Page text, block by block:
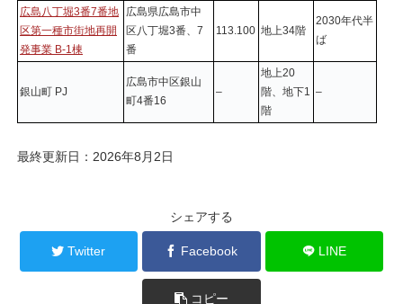
広島八丁堀3番7番地
区第一種市街地再開
発事業 B-1棟
広島県広島市中
区八丁堀3番、7
番
113.100 地上34階
2030年代半
ば
銀山町 PJ
広島市中区銀山
町4番16
–
地上20
階、地下1
階
–
最終更新日：2026年8月2日
シェアする
Twitter Facebook LINE
コピー